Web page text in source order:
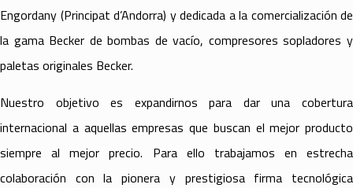
Engordany (Principat d’Andorra) y dedicada a la comercialización de
la gama Becker de bombas de vacío, compresores sopladores y
paletas originales Becker.
Nuestro objetivo es expandirnos para dar una cobertura
internacional a aquellas empresas que buscan el mejor producto
siempre al mejor precio. Para ello trabajamos en estrecha
colaboración con la pionera y prestigiosa firma tecnológica